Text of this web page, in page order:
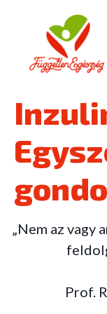
„Nem az vagy
Prof.